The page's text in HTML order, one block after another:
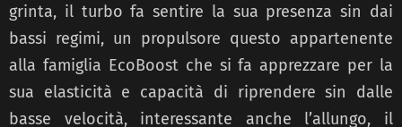
grinta, il turbo fa sentire la sua presenza sin dai
bassi regimi, un propulsore questo appartenente
alla famiglia EcoBoost che si fa apprezzare per la
sua elasticità e capacità di riprendere sin dalle
basse velocità, interessante anche l’allungo, il